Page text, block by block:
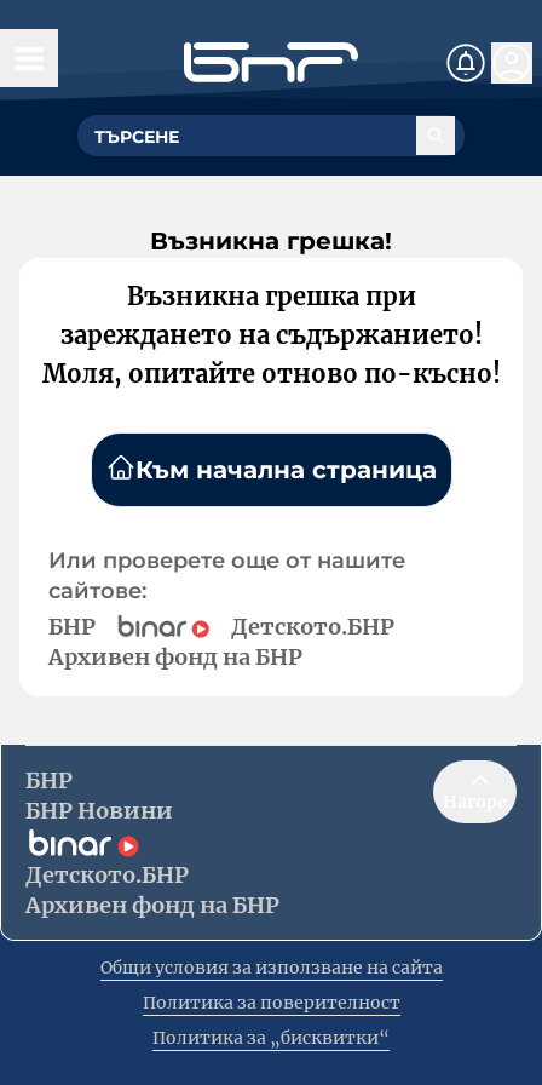
Възникна грешка!
Възникна грешка при
зареждането на съдържанието!
Моля, опитайте отново по-късно!
Към начална страница
Или проверете още от нашите
сайтове:
БНР
Детското.БНР
Архивен фонд на БНР
БНР
БНР Новини
Детското.БНР
Архивен фонд на БНР
Общи условия за използване на сайта
Политика за поверителност
Политика за „бисквитки“